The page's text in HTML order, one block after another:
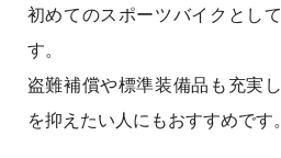
初めてのスポーツバイクとし
す。
盗難補償や標準装備品も充実
を抑えたい人にもおすすめです。